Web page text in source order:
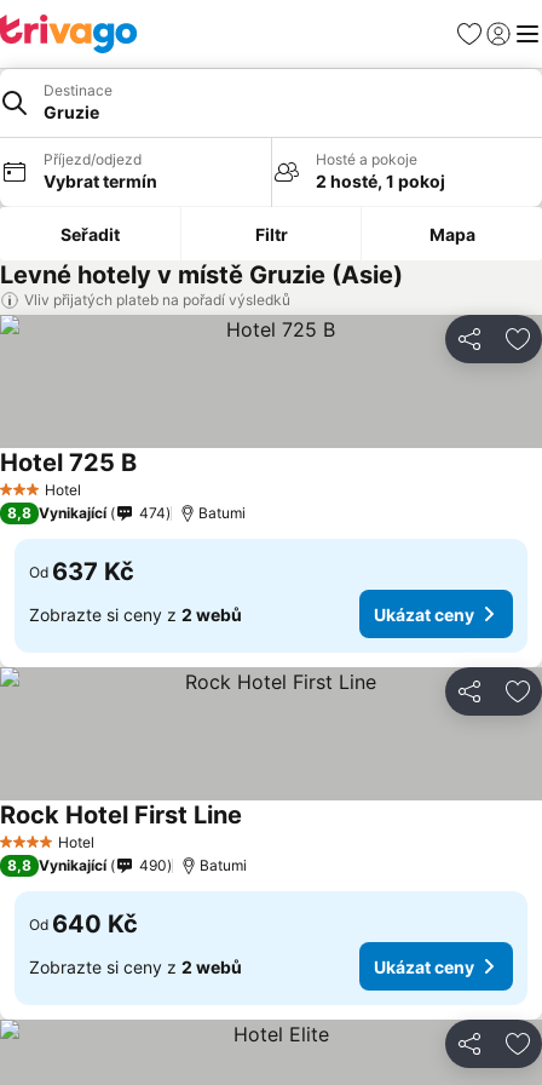
Oblíbené
Destinace
Gruzie
Příjezd/odjezd
Vybrat termín
Hosté a pokoje
2 hosté, 1 pokoj
Seřadit Filtr Mapa
Levné hotely v místě Gruzie (Asie)
Vliv přijatých plateb na pořadí výsledků
Sdílet
3 Počet hvězdiček
Hotel
Hotel 725 B
8,8 Vynikající 474 Batumi
Od 637 Kč
Zobrazte si ceny z 2 webů Ukázat ceny
Sdílet
4 Počet hvězdiček
Hotel
Rock Hotel First Line
8,8 Vynikající 490 Batumi
Od 640 Kč
Zobrazte si ceny z 2 webů Ukázat ceny
Sdílet